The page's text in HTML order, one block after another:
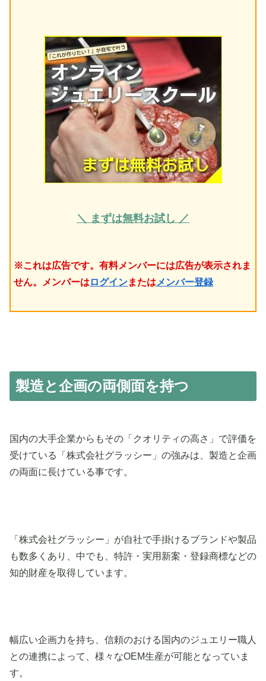
＼ まずは無料お試し ／
※これは広告です。有料メンバーには広告が表示されま
せん。メンバーはログインまたはメンバー登録
製造と企画の両側面を持つ
国内の大手企業からもその「クオリティの高さ」で評価を
受けている「株式会社グラッシー」の強みは、製造と企画
の両面に長けている事です。
「株式会社グラッシー」が自社で手掛けるブランドや製品
も数多くあり、中でも、特許・実用新案・登録商標などの
知的財産を取得しています。
幅広い企画力を持ち、信頼のおける国内のジュエリー職人
との連携によって、様々なOEM生産が可能となっていま
す。